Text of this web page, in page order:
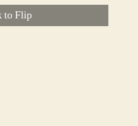
to Flip